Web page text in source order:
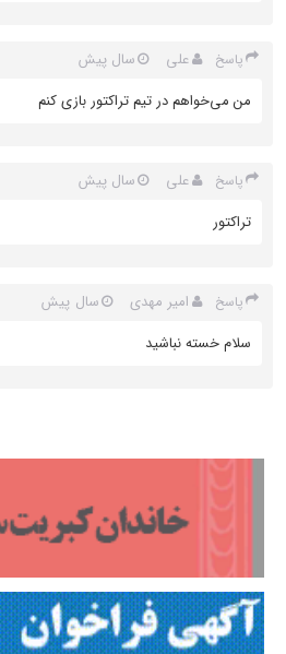
پاسخ علی
سال پیش
من می‌خواهم در تیم تراکتور بازی کنم
پاسخ علی
سال پیش
تراکتور
پاسخ امیر مهدی
سال پیش
سلام خسته نباشید